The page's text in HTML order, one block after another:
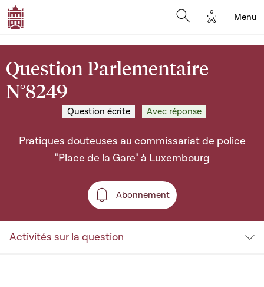
Options
Menu
Question Parlementaire
N°8249
Question écrite Avec réponse
Pratiques douteuses au commissariat de police
"Place de la Gare" à Luxembourg
Abonnement
Abonnement
Activités sur la question